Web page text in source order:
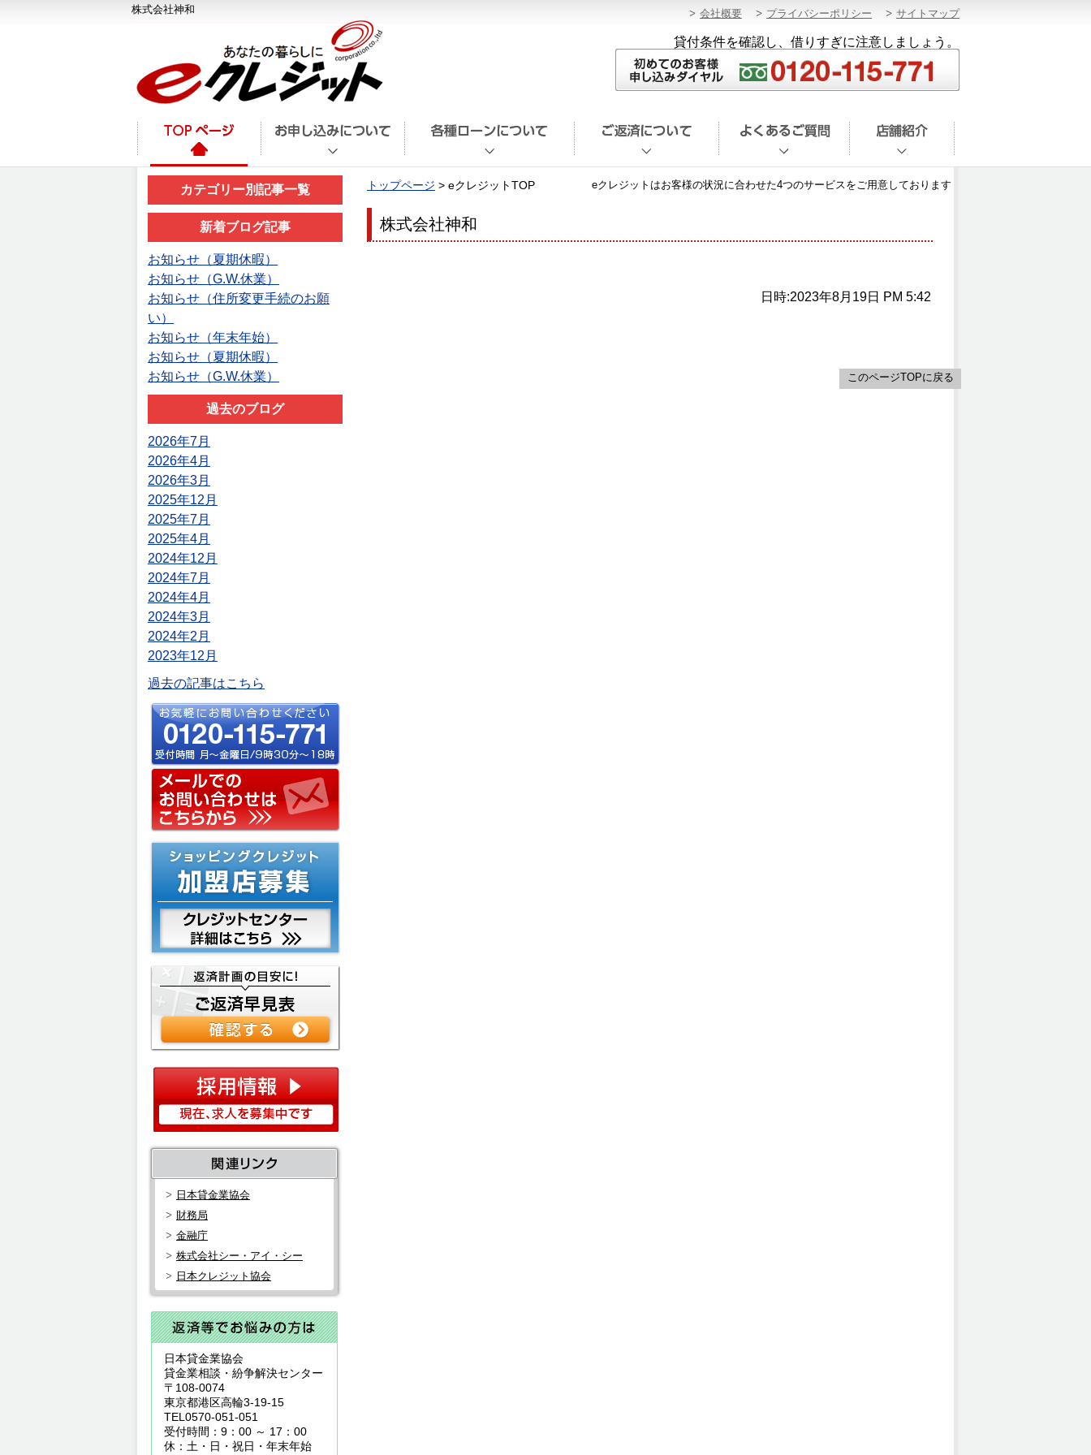
株式会社神和 サイトマップ
プライバシーポリシー
会社概要
貸付条件を確認し、借りすぎに注意しましょう。
カテゴリー別記事一覧
新着ブログ記事
お知らせ（夏期休暇）
お知らせ（G.W.休業）
お知らせ（住所変更手続のお願
い）
お知らせ（年末年始）
お知らせ（夏期休暇）
お知らせ（G.W.休業）
過去のブログ
2026年7月
2026年4月
2026年3月
2025年12月
2025年7月
2025年4月
2024年12月
2024年7月
2024年4月
2024年3月
2024年2月
2023年12月
過去の記事はこちら
日本貸金業協会
財務局
金融庁
株式会社シー・アイ・シー
日本クレジット協会
日本貸金業協会
貸金業相談・紛争解決センター
〒108-0074
東京都港区高輪3-19-15
TEL0570-051-051
受付時間：9：00 ～ 17：00
休：土・日・祝日・年末年始
トップページ > eクレジットTOP eクレジットはお客様の状況に合わせた4つのサービスをご用意しております
株式会社神和
日時:2023年8月19日 PM 5:42
このページTOPに戻る